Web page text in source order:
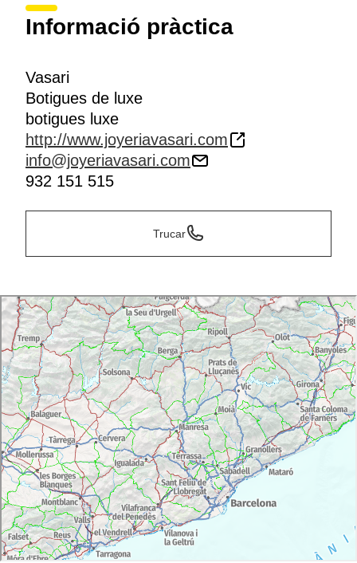
Informació pràctica
Vasari
Botigues de luxe
botigues luxe
http://www.joyeriavasari.com
info@joyeriavasari.com
932 151 515
Trucar